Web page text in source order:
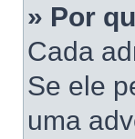
» Por
Cada
Se ele
uma